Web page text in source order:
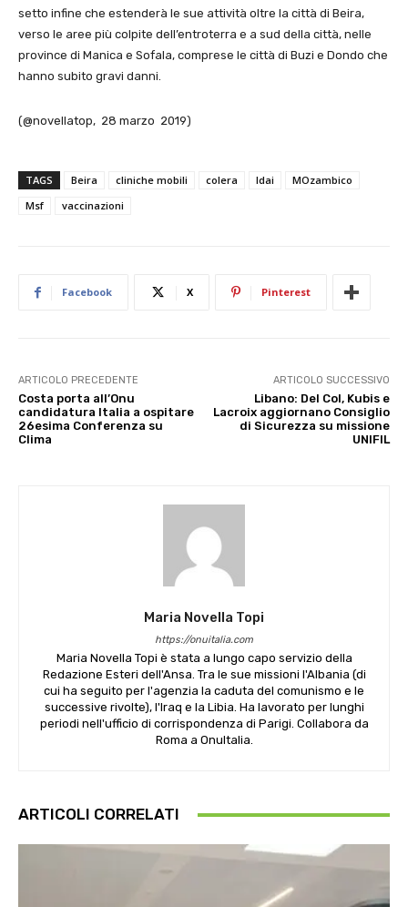
setto infine che estenderà le sue attività oltre la città di Beira,
verso le aree più colpite dell’entroterra e a sud della città, nelle
province di Manica e Sofala, comprese le città di Buzi e Dondo che
hanno subito gravi danni.
(@novellatop, 28 marzo 2019)
TAGS Beira cliniche mobili colera Idai
MOzambico
Msf
vaccinazioni
Facebook X Pinterest
ARTICOLO PRECEDENTE
Costa porta all’Onu
candidatura Italia a ospitare
26esima Conferenza su
Clima
ARTICOLO SUCCESSIVO
Libano: Del Col, Kubis e
Lacroix aggiornano Consiglio
di Sicurezza su missione
UNIFIL
Maria Novella Topi
https://onuitalia.com
Maria Novella Topi è stata a lungo capo servizio della
Redazione Esteri dell'Ansa. Tra le sue missioni l'Albania (di
cui ha seguito per l'agenzia la caduta del comunismo e le
successive rivolte), l'Iraq e la Libia. Ha lavorato per lunghi
periodi nell'ufficio di corrispondenza di Parigi. Collabora da
Roma a OnuItalia.
ARTICOLI CORRELATI